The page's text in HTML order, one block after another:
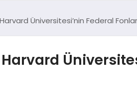
Üniversitesi’nin Federal